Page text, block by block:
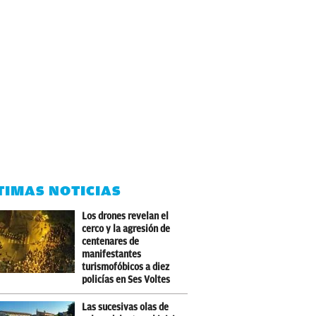
NOTICIAS
Los drones revelan el
cerco y la agresión de
centenares de
manifestantes
turismofóbicos a diez
policías en Ses Voltes
Las sucesivas olas de